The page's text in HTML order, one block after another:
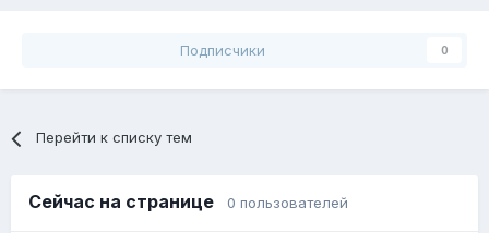
Подписчики 0
Перейти к списку тем
Сейчас на странице 0 пользователей